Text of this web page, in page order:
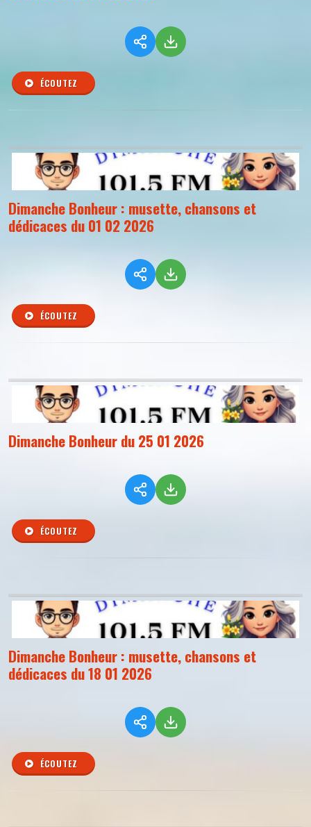
ÉCOUTEZ
Dimanche Bonheur : musette, chansons et
dédicaces du 01 02 2026
ÉCOUTEZ
Dimanche Bonheur du 25 01 2026
ÉCOUTEZ
Dimanche Bonheur : musette, chansons et
dédicaces du 18 01 2026
ÉCOUTEZ